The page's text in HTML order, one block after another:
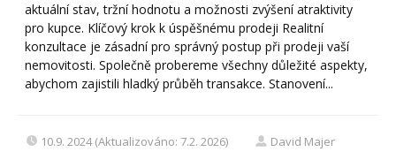
aktuální stav, tržní hodnotu a možnosti zvýšení atraktivity
pro kupce. Klíčový krok k úspěšnému prodeji Realitní
konzultace je zásadní pro správný postup při prodeji vaší
nemovitosti. Společně probereme všechny důležité aspekty,
abychom zajistili hladký průběh transakce. Stanovení...
10.9. 2024 (Aktualizováno: 7.2. 2026) David Majer